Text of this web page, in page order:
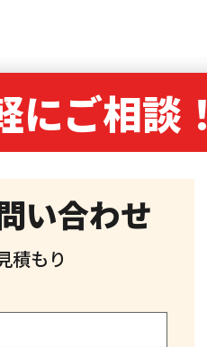
にご相談！
い合わせ
積もり